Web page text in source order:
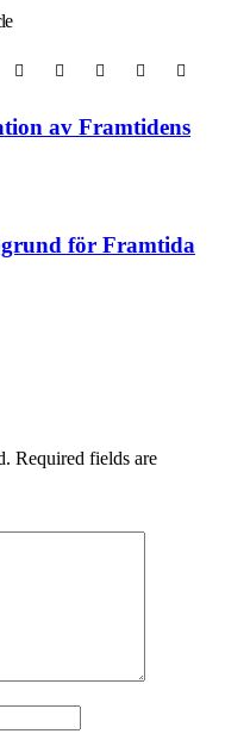
av Framtidens
för Framtida
Required fields are